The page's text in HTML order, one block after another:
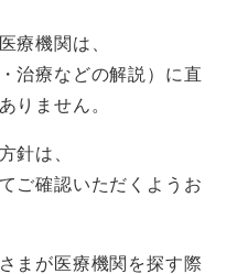
療機関は、
治療などの解説）に直
りません。
針は、
ご確認いただくようお
まが医療機関を探す際